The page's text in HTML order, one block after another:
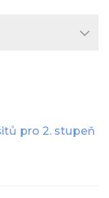
pro 2. stupeň